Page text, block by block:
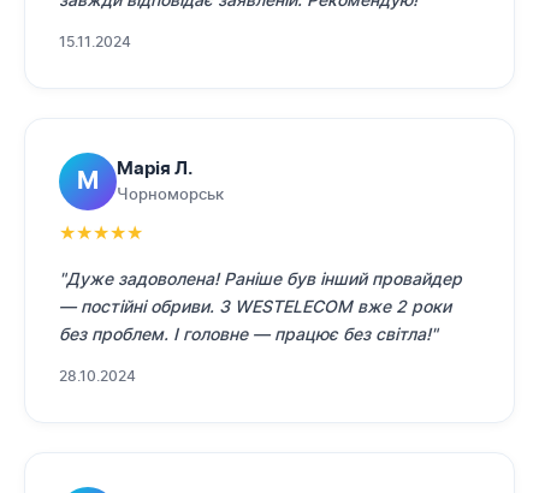
15.11.2024
М Марія Л.
Чорноморськ
★★★★★
"Дуже задоволена! Раніше був інший провайдер
— постійні обриви. З WESTELECOM вже 2 роки
без проблем. І головне — працює без світла!"
28.10.2024